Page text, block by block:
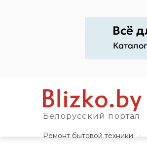
Белорусский портал
Ремонт бытовой техники